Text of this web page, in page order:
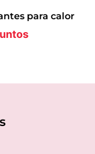
para calor